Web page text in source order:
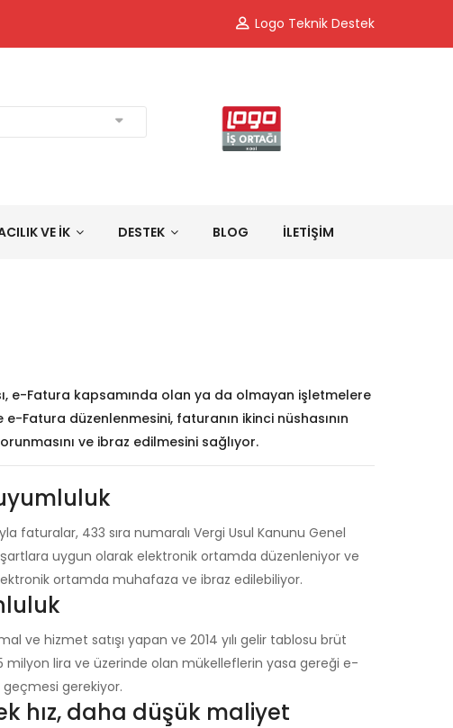
Logo Teknik Destek
VE İK DESTEK BLOG İLETİŞİM
e-Fatura kapsamında olan ya da olmayan işletmelere
Fatura düzenlenmesini, faturanın ikinci nüshasının
ve ibraz edilmesini sağlıyor.
faturalar, 433 sıra numaralı Vergi Usul Kanunu Genel
uygun olarak elektronik ortamda düzenleniyor ve
ortamda muhafaza ve ibraz edilebiliyor.
ve hizmet satışı yapan ve 2014 yılı gelir tablosu brüt
5 milyon lira ve üzerinde olan mükelleflerin yasa gereği e-
geçmesi gerekiyor.
hız, daha düşük maliyet